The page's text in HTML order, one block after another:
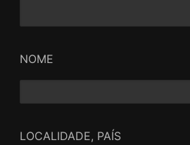
NOME
LOCALIDADE, PAÍS